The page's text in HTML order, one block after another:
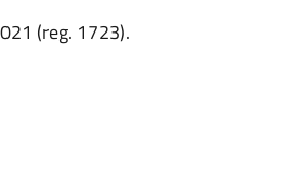
(reg. 1723).